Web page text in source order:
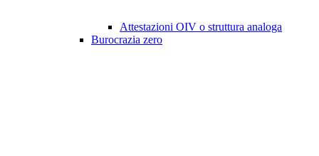
Attestazioni OIV o struttura analoga
Burocrazia zero